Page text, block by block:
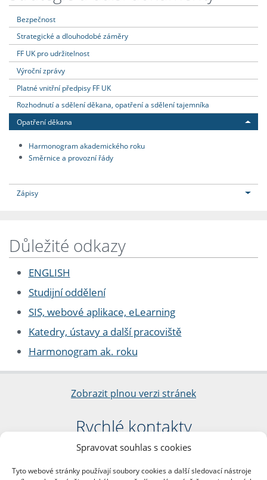
Spravovat souhlas s cookies
Tyto webové stránky používají soubory cookies a další sledovací nástroje
Bezpečnost
Strategické a dlouhodobé záměry
FF UK pro udržitelnost
Výroční zprávy
Platné vnitřní předpisy FF UK
Rozhodnutí a sdělení děkana, opatření a sdělení tajemníka
Opatření děkana
Harmonogram akademického roku
Směrnice a provozní řády
Zápisy
Důležité odkazy
ENGLISH
Studijní oddělení
SIS, webové aplikace, eLearning
Katedry, ústavy a další pracoviště
Harmonogram ak. roku
Zobrazit plnou verzi stránek
Rychlé kontakty
Filozofická fakulta
nám. Jana Palacha 1/2